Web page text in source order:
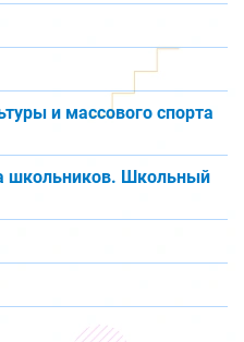
и массового спорта
школьников. Школьный